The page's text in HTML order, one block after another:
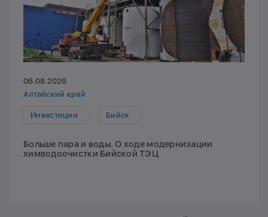
06.08.2026
Алтайский край
Инвестиции Бийск
Больше пара и воды. О ходе модернизации
химводоочистки Бийской ТЭЦ